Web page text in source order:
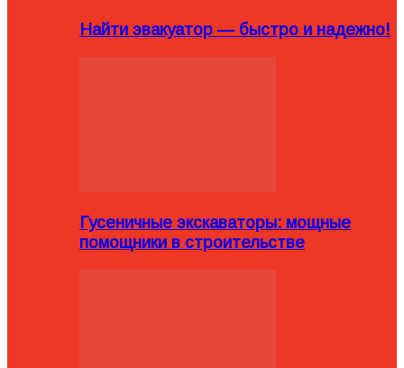
Найти эвакуатор — быстро и надежно!
Гусеничные экскаваторы: мощные
помощники в строительстве